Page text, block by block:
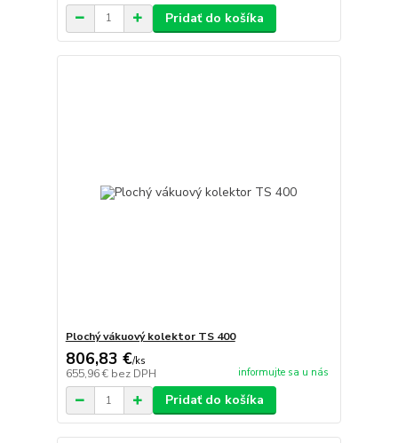
Pridať do košíka
Plochý vákuový kolektor TS 400
806,83 €/ks
655,96 € bez DPH informujte sa u nás
Pridať do košíka